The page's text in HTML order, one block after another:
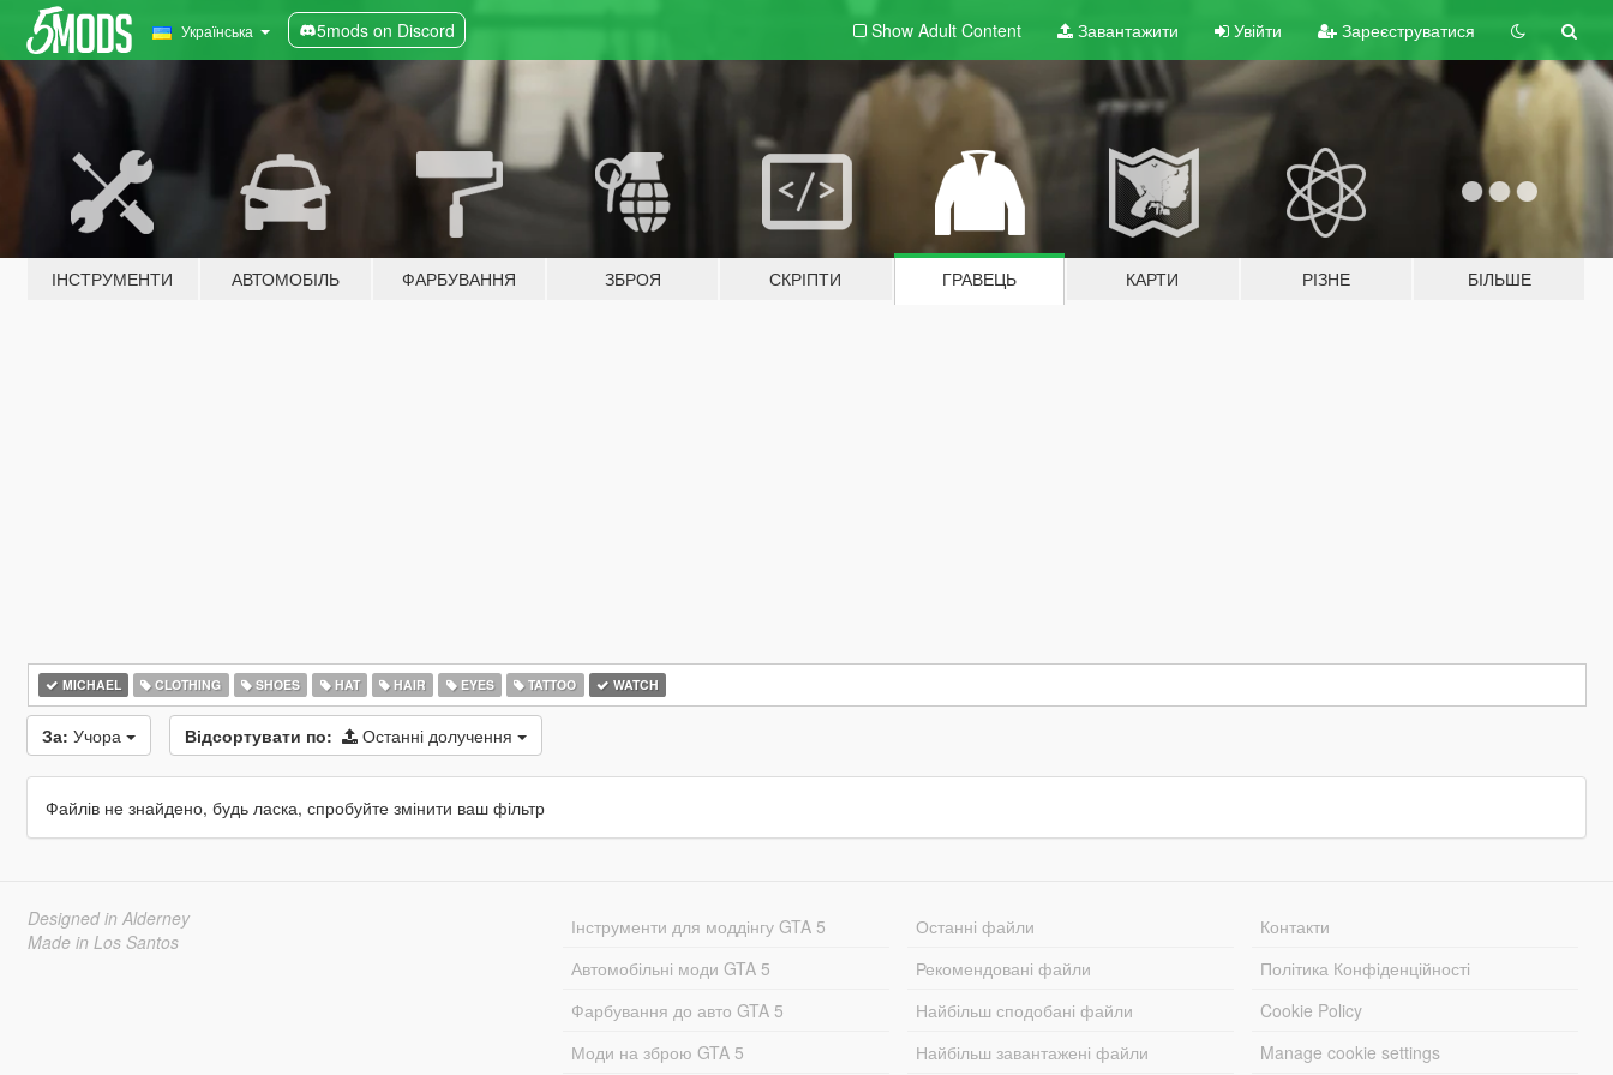
Українська 5mods on Discord Show Adult Content Завантажити Увійти Зареєструватися
ІНСТРУМЕНТИ АВТОМОБІЛЬ ФАРБУВАННЯ ЗБРОЯ СКРІПТИ ГРАВЕЦЬ КАРТИ РІЗНЕ БІЛЬШЕ
MICHAEL CLOTHING SHOES HAT HAIR EYES TATTOO WATCH
За: Учора Відсортувати по: Останні долучення
Файлів не знайдено, будь ласка, спробуйте змінити ваш фільтр
Designed in Alderney
Made in Los Santos
Інструменти для моддінгу GTA 5
Автомобільні моди GTA 5
Фарбування до авто GTA 5
Моди на зброю GTA 5
Останні файли
Рекомендовані файли
Найбільш сподобані файли
Найбільш завантажені файли
Контакти
Політика Конфіденційності
Cookie Policy
Manage cookie settings